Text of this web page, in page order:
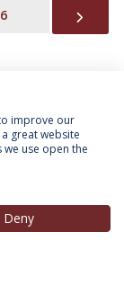
improve our
great website
use open the
Deny